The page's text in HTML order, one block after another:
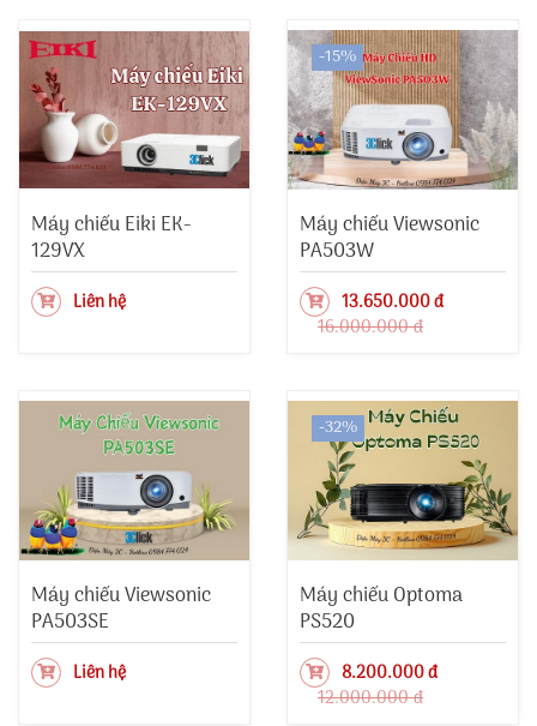
Máy chiếu Eiki EK-
129VX
Liên hệ
-15%
Máy chiếu Viewsonic
PA503W
13.650.000 đ
16.000.000 đ
Máy chiếu Viewsonic
PA503SE
Liên hệ
-32%
Máy chiếu Optoma
PS520
8.200.000 đ
12.000.000 đ